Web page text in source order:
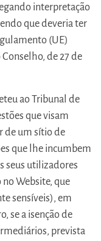
interpretação
que deveria ter
(UE)
de 27 de
ao Tribunal de
que visam
de um sítio de
que lhe incumbem
seus utilizadores
Website, que
sensíveis), em
se a isenção de
prevista